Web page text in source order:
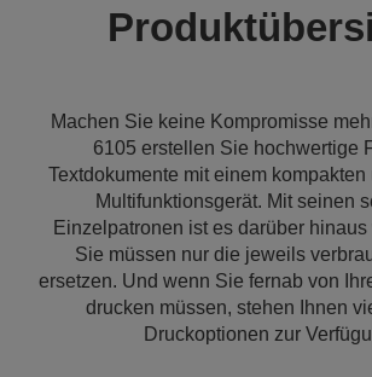
Machen Sie keine Kompromisse
6105 erstellen Sie hochwertige
Textdokumente mit einem
Multifunktionsgerät. Mit seinen
Einzelpatronen ist es darüber
Sie müssen nur die jeweils
ersetzen. Und wenn Sie fernab von
drucken müssen, stehen Ihnen
Druckoptionen zur